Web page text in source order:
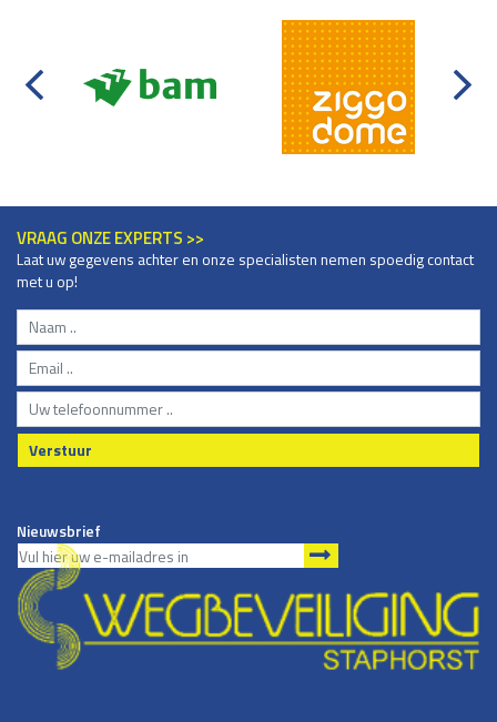
VRAAG ONZE EXPERTS >>
Laat uw gegevens achter en onze specialisten nemen spoedig contact
met u op!
Verstuur
Nieuwsbrief